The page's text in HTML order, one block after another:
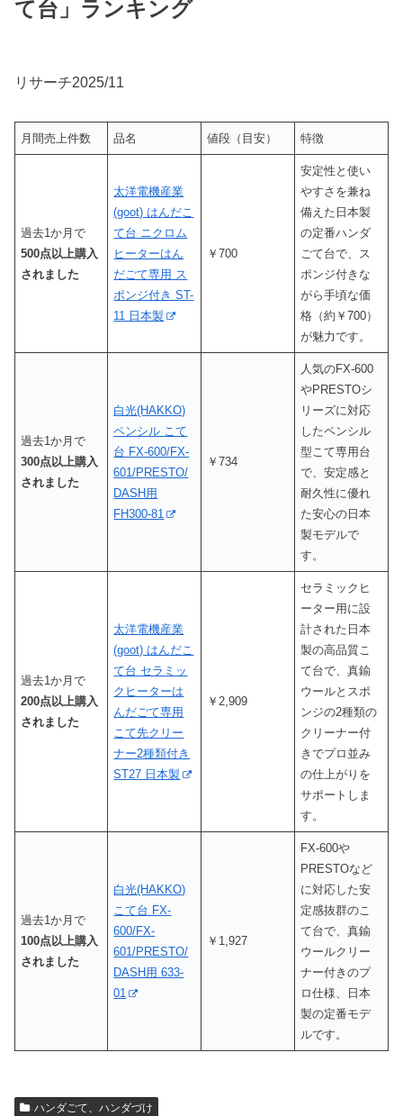
て台」ランキング
リサーチ2025/11
月間売上件数 品名 値段（目安） 特徴
過去1か月で
500点以上購入
されました
太洋電機産業
(goot) はんだこ
て台 ニクロム
ヒーターはん
だごて専用 ス
ポンジ付き ST-
11 日本製
￥700
安定性と使い
やすさを兼ね
備えた日本製
の定番ハンダ
ごて台で、ス
ポンジ付きな
がら手頃な価
格（約￥700）
が魅力です。
過去1か月で
300点以上購入
されました
白光(HAKKO)
ペンシル こて
台 FX-600/FX-
601/PRESTO/
DASH用
FH300-81
￥734
人気のFX-600
やPRESTOシ
リーズに対応
したペンシル
型こて専用台
で、安定感と
耐久性に優れ
た安心の日本
製モデルで
す。
過去1か月で
200点以上購入
されました
太洋電機産業
(goot) はんだこ
て台 セラミッ
クヒーターは
んだごて専用
こて先クリー
ナー2種類付き
ST27 日本製
￥2,909
セラミックヒ
ーター用に設
計された日本
製の高品質こ
て台で、真鍮
ウールとスポ
ンジの2種類の
クリーナー付
きでプロ並み
の仕上がりを
サポートしま
す。
過去1か月で
100点以上購入
されました
白光(HAKKO)
こて台 FX-
600/FX-
601/PRESTO/
DASH用 633-
01
￥1,927
FX-600や
PRESTOなど
に対応した安
定感抜群のこ
て台で、真鍮
ウールクリー
ナー付きのプ
ロ仕様、日本
製の定番モデ
ルです。
ハンダごて、ハンダづけ